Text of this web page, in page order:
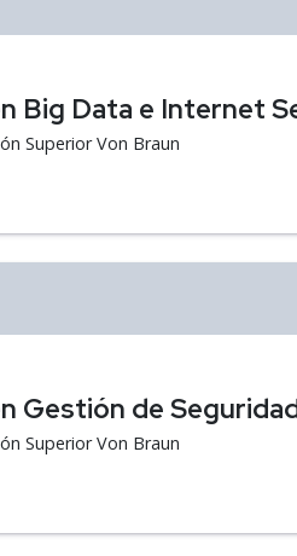
Big Data e Internet
Superior Von Braun
Gestión de
Superior Von Braun